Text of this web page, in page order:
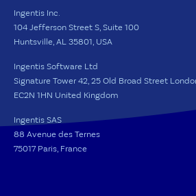
Ingentis Inc.
104 Jefferson Street S, Suite 100
Huntsville, AL 35801, USA
Ingentis Software Ltd
Signature Tower 42, 25 Old Broad Street
EC2N 1HN United Kingdom
Ingentis SAS
88 Avenue des Ternes
75017 Paris, France